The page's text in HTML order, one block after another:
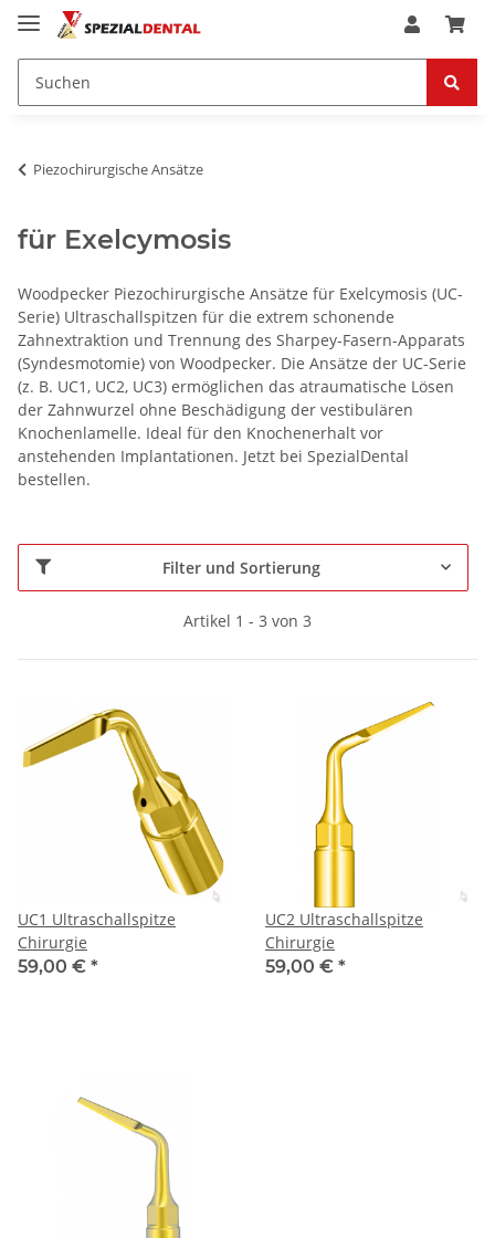
Piezochirurgische Ansätze
für Exelcymosis
Woodpecker Piezochirurgische Ansätze für Exelcymosis (UC-
Serie) Ultraschallspitzen für die extrem schonende
Zahnextraktion und Trennung des Sharpey-Fasern-Apparats
(Syndesmotomie) von Woodpecker. Die Ansätze der UC-Serie
(z. B. UC1, UC2, UC3) ermöglichen das atraumatische Lösen
der Zahnwurzel ohne Beschädigung der vestibulären
Knochenlamelle. Ideal für den Knochenerhalt vor
anstehenden Implantationen. Jetzt bei SpezialDental
bestellen.
Filter und Sortierung
Artikel 1 - 3 von 3
UC1 Ultraschallspitze
Chirurgie
59,00 € *
UC2 Ultraschallspitze
Chirurgie
59,00 € *